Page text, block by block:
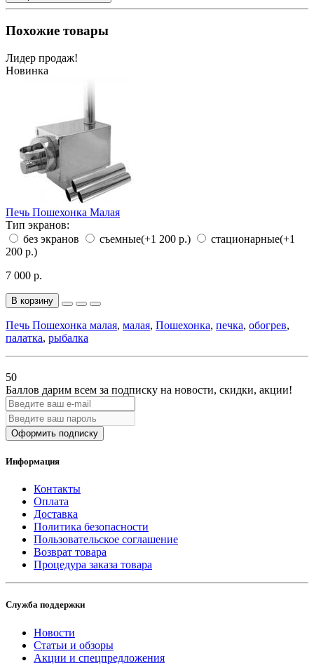
Похожие товары
Лидер продаж!
Новинка
Печь Пошехонка Малая
Тип экранов:
без экранов
съемные(+1 200 р.) стационарные(+1
200 р.)
7 000 р.
В корзину
Печь Пошехонка малая, малая, Пошехонка, печка, обогрев,
палатка, рыбалка
50
Баллов дарим всем за подписку на новости, скидки, акции!
Оформить подписку
Информация
Контакты
Оплата
Доставка
Политика безопасности
Пользовательское соглашение
Возврат товара
Процедура заказа товара
Служба поддержки
Новости
Статьи и обзоры
Акции и спецпредложения